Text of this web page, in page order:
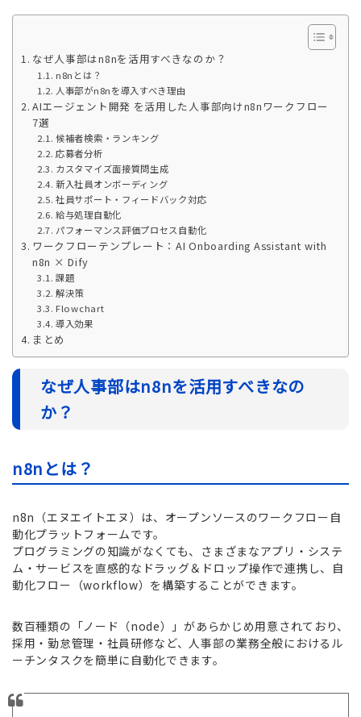
なぜ人事部はn8nを活用すべきなのか？
n8nとは？
人事部がn8nを導入すべき理由
AIエージェント開発 を活用した人事部向けn8nワークフロー
7選
候補者検索・ランキング
応募者分析
カスタマイズ面接質問生成
新入社員オンボーディング
社員サポート・フィードバック対応
給与処理自動化
パフォーマンス評価プロセス自動化
ワークフローテンプレート：AI Onboarding Assistant with
n8n × Dify
課題
解決策
Flowchart
導入効果
まとめ
なぜ人事部はn8nを活用すべきなの
か？
n8nとは？
n8n（エヌエイトエヌ）は、オープンソースのワークフロー自
動化プラットフォームです。
プログラミングの知識がなくても、さまざまなアプリ・システ
ム・サービスを直感的なドラッグ＆ドロップ操作で連携し、自
動化フロー（workflow）を構築することができます。
数百種類の「ノード（node）」があらかじめ用意されており、
採用・勤怠管理・社員研修など、人事部の業務全般におけるル
ーチンタスクを簡単に自動化できます。